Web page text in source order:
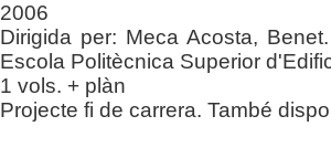
2006
Dirigida per: Meca Acosta,
Escola Politècnica Superior
1 vols. + plàn
Projecte fi de carrera. També